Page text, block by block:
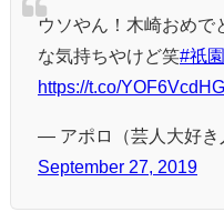
ウソやん！木崎おめで
な気持ちやけど笑#祇
https://t.co/
— アポロ（芸人大好き
September 27, 2019